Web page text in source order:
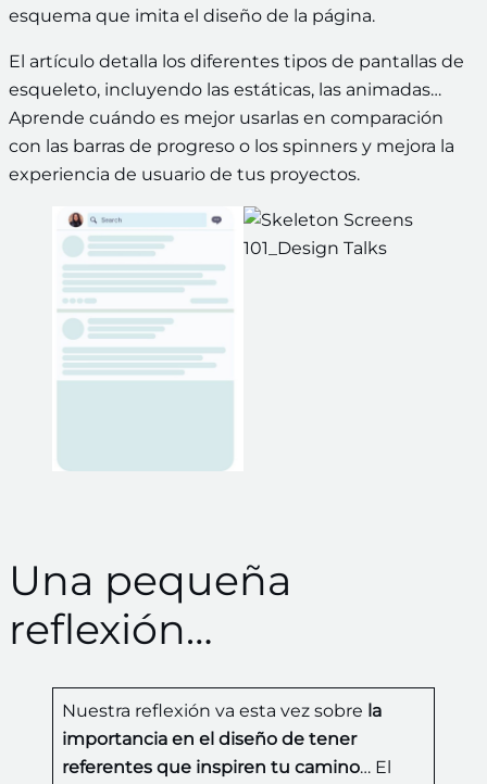
esquema que imita el diseño de la página.
El artículo detalla los diferentes tipos de pantallas de
esqueleto, incluyendo las estáticas, las animadas…
Aprende cuándo es mejor usarlas en comparación
con las barras de progreso o los spinners y mejora la
experiencia de usuario de tus proyectos.
Una pequeña
reflexión…
Nuestra reflexión va esta vez sobre la
importancia en el diseño de tener
referentes que inspiren tu camino… El